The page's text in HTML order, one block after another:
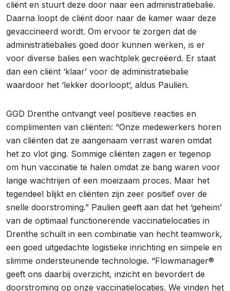
cliënt en stuurt deze door naar een administratiebalie.
Daarna loopt de cliënt door naar de kamer waar deze
gevaccineerd wordt. Om ervoor te zorgen dat de
administratiebalies goed door kunnen werken, is er
voor diverse balies een wachtplek gecreëerd. Er staat
dan een cliënt ‘klaar’ voor de administratiebalie
waardoor het ‘lekker doorloopt’, aldus Paulien.
GGD Drenthe ontvangt veel positieve reacties en
complimenten van cliënten: “Onze medewerkers horen
van cliënten dat ze aangenaam verrast waren omdat
het zo vlot ging. Sommige cliënten zagen er tegenop
om hun vaccinatie te halen omdat ze bang waren voor
lange wachtrijen of een moeizaam proces. Maar het
tegendeel blijkt en cliënten zijn zeer positief over de
snelle doorstroming.” Paulien geeft aan dat het ‘geheim’
van de optimaal functionerende vaccinatielocaties in
Drenthe schuilt in een combinatie van hecht teamwork,
een goed uitgedachte logistieke inrichting en simpele en
slimme ondersteunende technologie. “Flowmanager®
geeft ons daarbij overzicht, inzicht en bevordert de
doorstroming op onze vaccinatielocaties. We vinden het